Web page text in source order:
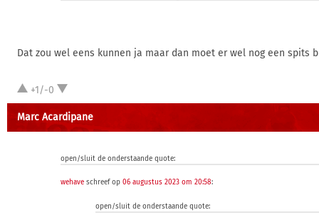
Dat zou wel eens kunnen ja maar dan moet er wel nog een spits
+1/-0
Marc Acardipane
open/sluit de onderstaande quote:
wehaveschreef op 06 augustus 2023 om 20:58:
open/sluit de onderstaande quote: